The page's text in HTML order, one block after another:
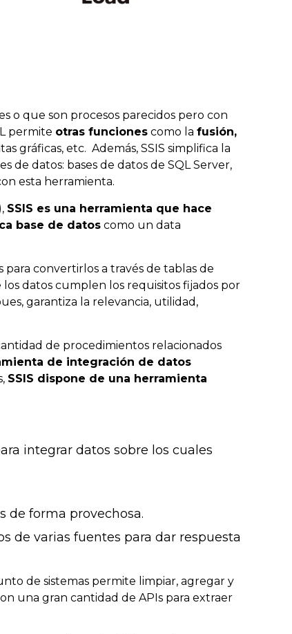
o que son procesos parecidos pero con
permite otras funciones como la fusión,
gráficas, etc. Además, SSIS simplifica la
de datos: bases de datos de SQL Server,
esta herramienta.
SSIS es una herramienta que hace
base de datos como un data
convertirlos a través de tablas de
datos cumplen los requisitos fijados por
garantiza la relevancia, utilidad,
de procedimientos relacionados
de integración de datos
SSIS dispone de una herramienta
integrar datos sobre los cuales
de forma provechosa.
de varias fuentes para dar respuesta
de sistemas permite limpiar, agregar y
una gran cantidad de APIs para extraer